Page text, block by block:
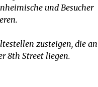
und Besucher
zusteigen, die an
8th Street liegen.